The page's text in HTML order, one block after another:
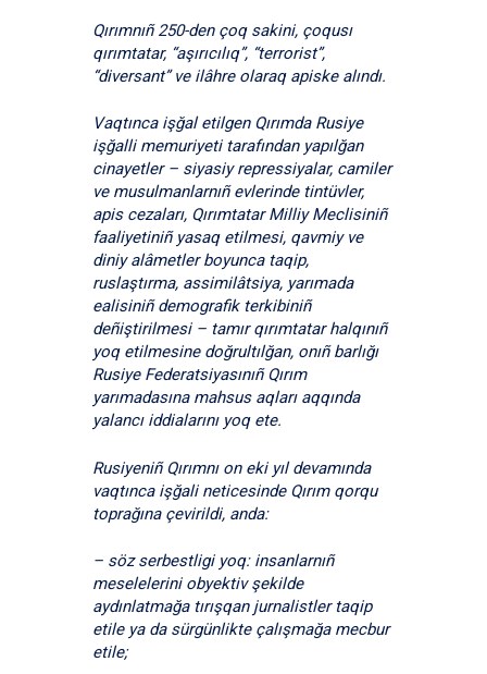
Qırımnıñ 250-den çoq sakini, çoqusı
qırımtatar, “aşırıcılıq”, “terrorist”,
“diversant” ve ilâhre olaraq apiske alındı.
Vaqtınca işğal etilgen Qırımda Rusiye
işğalli memuriyeti tarafından yapılğan
cinayetler – siyasiy repressiyalar, camiler
ve musulmanlarnıñ evlerinde tintüvler,
apis cezaları, Qırımtatar Milliy Meclisiniñ
faaliyetiniñ yasaq etilmesi, qavmiy ve
diniy alâmetler boyunca taqip,
ruslaştırma, assimilâtsiya, yarımada
ealisiniñ demografik terkibiniñ
deñiştirilmesi – tamır qırımtatar halqınıñ
yoq etilmesine doğrultılğan, onıñ barlığı
Rusiye Federatsiyasınıñ Qırım
yarımadasına mahsus aqları aqqında
yalancı iddialarını yoq ete.
Rusiyeniñ Qırımnı on eki yıl devamında
vaqtınca işğali neticesinde Qırım qorqu
toprağına çevirildi, anda:
– söz serbestligi yoq: insanlarnıñ
meselelerini obyektiv şekilde
aydınlatmağa tırışqan jurnalistler taqip
etile ya da sürgünlikte çalışmağa mecbur
etile;